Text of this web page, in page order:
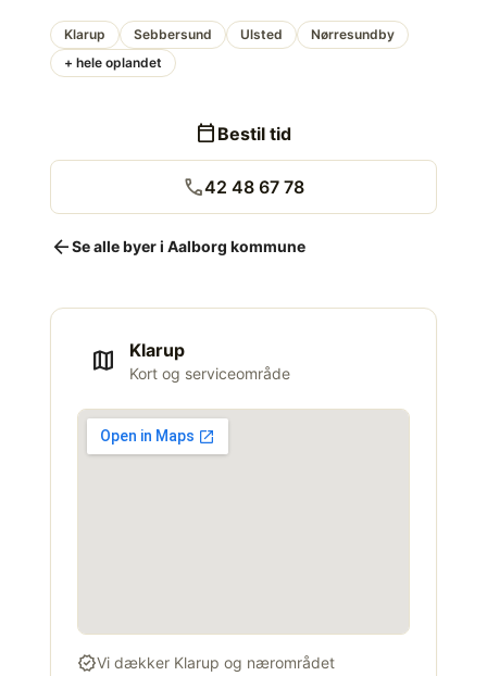
Klarup Sebbersund Ulsted
Nørresundby
+ hele oplandet
calendar_today Bestil tid
call42 48 67 78
arrow_backSe alle byer i Aalborg kommune
map Klarup
Kort og serviceområde
verifiedVi dækker Klarup og nærområdet